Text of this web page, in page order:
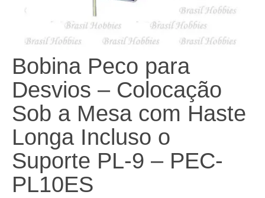
Bobina Peco para
Desvios – Colocação
Sob a Mesa com Haste
Longa Incluso o
Suporte PL-9 – PEC-
PL10ES